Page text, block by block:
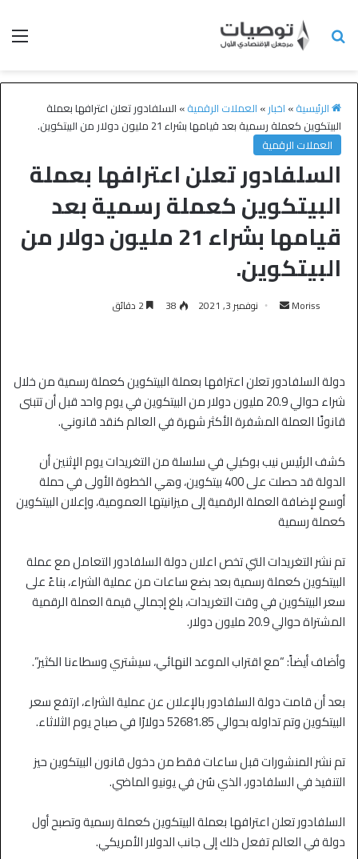
الرئيسية» اخبار» العملات الرقمية» السلفادور تعلن اعترافها بعملة
البيتكوين كعملة رسمية بعد قيامها بشراء 21 مليون دولار من البيتكوين.
العملات الرقمية
السلفادور تعلن اعترافها بعملة
البيتكوين كعملة رسمية بعد
قيامها بشراء 21 مليون دولار من
البيتكوين.
Moriss نوفمبر 3, 2021 38
دولة السلفادور تعلن اعترافها بعملة البيتكوين كعملة رسمية من خلال
شراء حوالي 20.9 مليون دولار من البيتكوين في يوم واحد قبل أن تتبنى
قانونًا العملة المشفرة الأكثر شهرة في العالم كنقد قانوني.
كشف الرئيس نيب بوكيلي في سلسلة من التغريدات يوم الإثنين أن
الدولة قد حصلت على 400 بيتكوين، وهي الخطوة الأولى في حملة
أوسع لإضافة العملة الرقمية إلى ميزانيتها العمومية، وإعلان البيتكوين
كعملة رسمية
تم نشر التغريدات التي تخص اعلان دولة السلفادور التعامل مع عملة
البيتكوين كعملة رسمية بعد بضع ساعات من عملية الشراء، بناءً على
سعر البيتكوين في وقت التغريدات، بلغ إجمالي قيمة العملة الرقمية
المشتراة حوالي 20.9 مليون دولار.
وأضاف أيضاً: “مع اقتراب الموعد النهائي، سيشتري وسطاءنا الكثير”.
بعد أن قامت دولة السلفادور بالإعلان عن عملية الشراء، ارتفع سعر
البيتكوين وتم تداوله بحوالي 52681.85 دولارًا في صباح يوم الثلاثاء.
تم نشر المنشورات قبل ساعات فقط من دخول قانون البيتكوين حيز
التنفيذ في السلفادور، الذي سُن في يونيو الماضي.
السلفادور تعلن اعترافها بعملة البيتكوين كعملة رسمية وتصبح أول
دولة في العالم تفعل ذلك إلى جانب الدولار الأمريكي.